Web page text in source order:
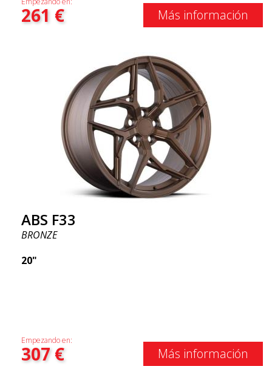
261 € Más información
ABS F33
BRONZE
20"
Empezando en:
307€ Más información